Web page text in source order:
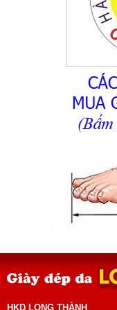
HKD LONG THÀNH